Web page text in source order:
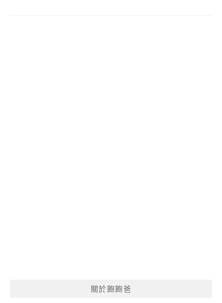
關於飽飽爸